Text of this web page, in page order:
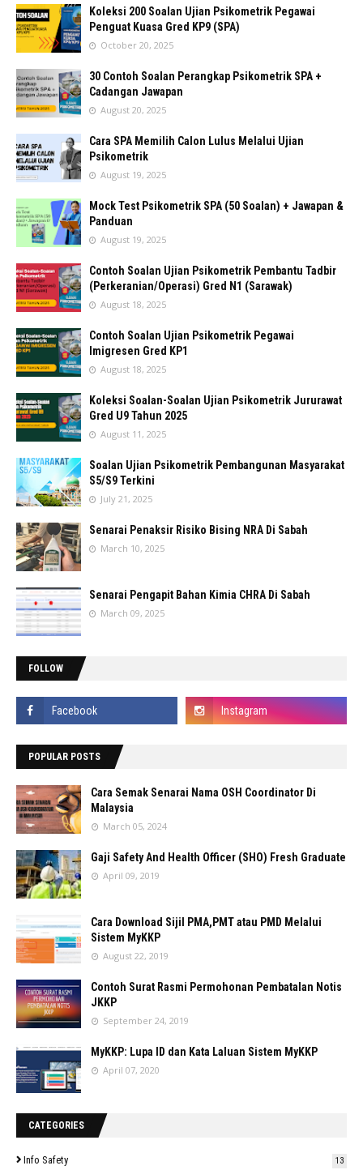
Koleksi 200 Soalan Ujian Psikometrik Pegawai
Penguat Kuasa Gred KP9 (SPA)
October 20, 2025
30 Contoh Soalan Perangkap Psikometrik SPA +
Cadangan Jawapan
August 20, 2025
Cara SPA Memilih Calon Lulus Melalui Ujian
Psikometrik
August 19, 2025
Mock Test Psikometrik SPA (50 Soalan) + Jawapan &
Panduan
August 19, 2025
Contoh Soalan Ujian Psikometrik Pembantu Tadbir
(Perkeranian/Operasi) Gred N1 (Sarawak)
August 18, 2025
Contoh Soalan Ujian Psikometrik Pegawai
Imigresen Gred KP1
August 18, 2025
Koleksi Soalan-Soalan Ujian Psikometrik Jururawat
Gred U9 Tahun 2025
August 11, 2025
Soalan Ujian Psikometrik Pembangunan Masyarakat
S5/S9 Terkini
July 21, 2025
Senarai Penaksir Risiko Bising NRA Di Sabah
March 10, 2025
Senarai Pengapit Bahan Kimia CHRA Di Sabah
March 09, 2025
FOLLOW
POPULAR POSTS
Cara Semak Senarai Nama OSH Coordinator Di
Malaysia
March 05, 2024
Gaji Safety And Health Officer (SHO) Fresh Graduate
April 09, 2019
Cara Download Sijil PMA,PMT atau PMD Melalui
Sistem MyKKP
August 22, 2019
Contoh Surat Rasmi Permohonan Pembatalan Notis
JKKP
September 24, 2019
MyKKP: Lupa ID dan Kata Laluan Sistem MyKKP
April 07, 2020
CATEGORIES
Info Safety 13